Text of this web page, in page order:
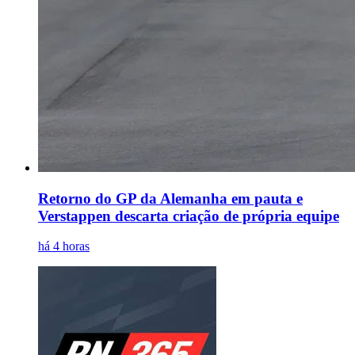
Retorno do GP da Alemanha em pauta e
Verstappen descarta criação de própria equipe
há 4 horas